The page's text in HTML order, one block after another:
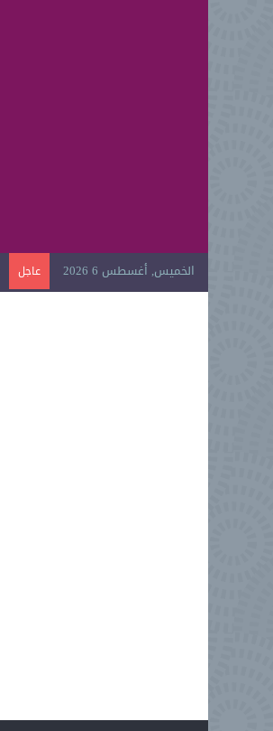
الخميس, أغسطس 6 2026 عاجل